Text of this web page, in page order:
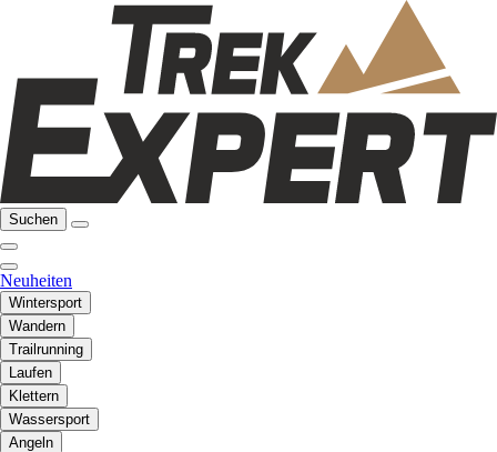
Suchen
Neuheiten
Wintersport
Wandern
Trailrunning
Laufen
Klettern
Wassersport
Angeln